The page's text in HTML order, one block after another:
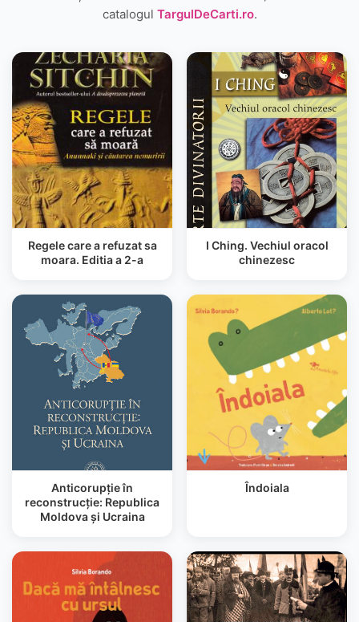
catalogul TargulDeCarti.ro.
Regele care a refuzat sa
moara. Editia a 2-a
I Ching. Vechiul oracol
chinezesc
Anticorupţie în
reconstrucţie: Republica
Moldova şi Ucraina
Îndoiala